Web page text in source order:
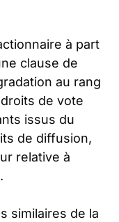
à part
clause de
au rang
de vote
issus du
de diffusion,
relative à
similaires de la